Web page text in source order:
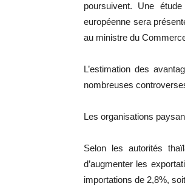
poursuivent. Une
européenne sera
au ministre du
L’estimation des
nombreuses
Les organisations
Selon les autorités
d’augmenter les
importations de 2,8%,